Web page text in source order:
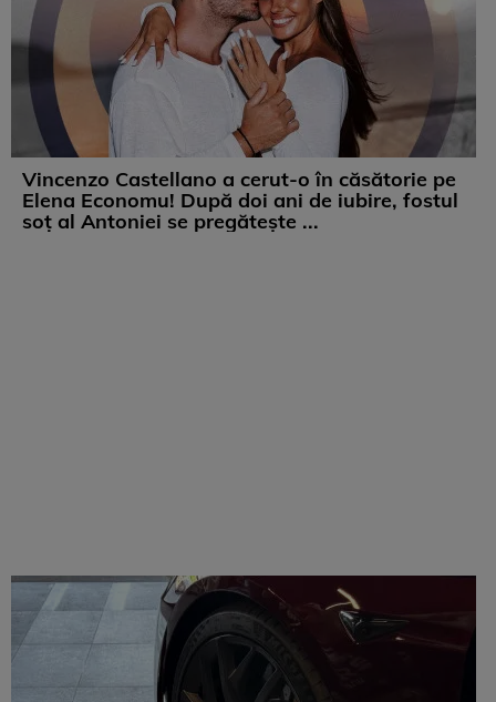
Vincenzo Castellano a cerut-o în căsătorie pe
Elena Economu! După doi ani de iubire, fostul
soț al Antoniei se pregătește ...